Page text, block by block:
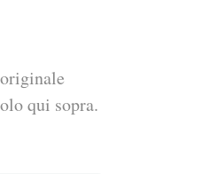
qui sopra.